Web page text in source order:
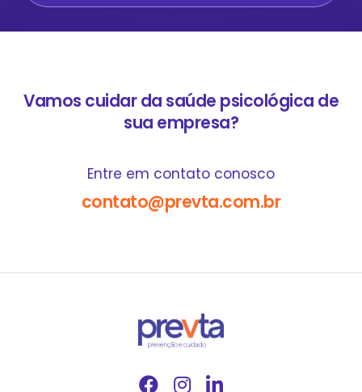
Vamos cuidar da saúde psicológica de
sua empresa?
Entre em contato conosco
contato@prevta.com.br